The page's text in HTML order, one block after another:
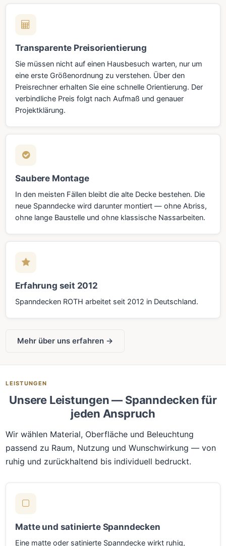
Transparente Preisorientierung
Sie müssen nicht auf einen Hausbesuch warten, nur um
eine erste Größenordnung zu verstehen. Über den
Preisrechner erhalten Sie eine schnelle Orientierung. Der
verbindliche Preis folgt nach Aufmaß und genauer
Projektklärung.
Saubere Montage
In den meisten Fällen bleibt die alte Decke bestehen. Die
neue Spanndecke wird darunter montiert — ohne Abriss,
ohne lange Baustelle und ohne klassische Nassarbeiten.
Erfahrung seit 2012
Spanndecken ROTH arbeitet seit 2012 in Deutschland.
Mehr über uns erfahren →
LEISTUNGEN
Unsere Leistungen — Spanndecken für
jeden Anspruch
Wir wählen Material, Oberfläche und Beleuchtung
passend zu Raum, Nutzung und Wunschwirkung — von
ruhig und zurückhaltend bis individuell bedruckt.
Matte und satinierte Spanndecken
Eine matte oder satinierte Spanndecke wirkt ruhig,